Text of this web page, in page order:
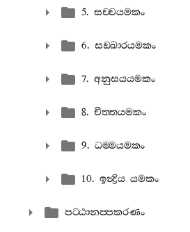
5. සච‍්චයමකං
6. සඞ‍්ඛාරයමකං
7. අනුසයයමකං
8. චිත‍්තයමකං
9. ධම‍්මයමකං
10. ඉන්‍ද්‍රිය යමකං
පට‍්ඨානප‍්පකරණං